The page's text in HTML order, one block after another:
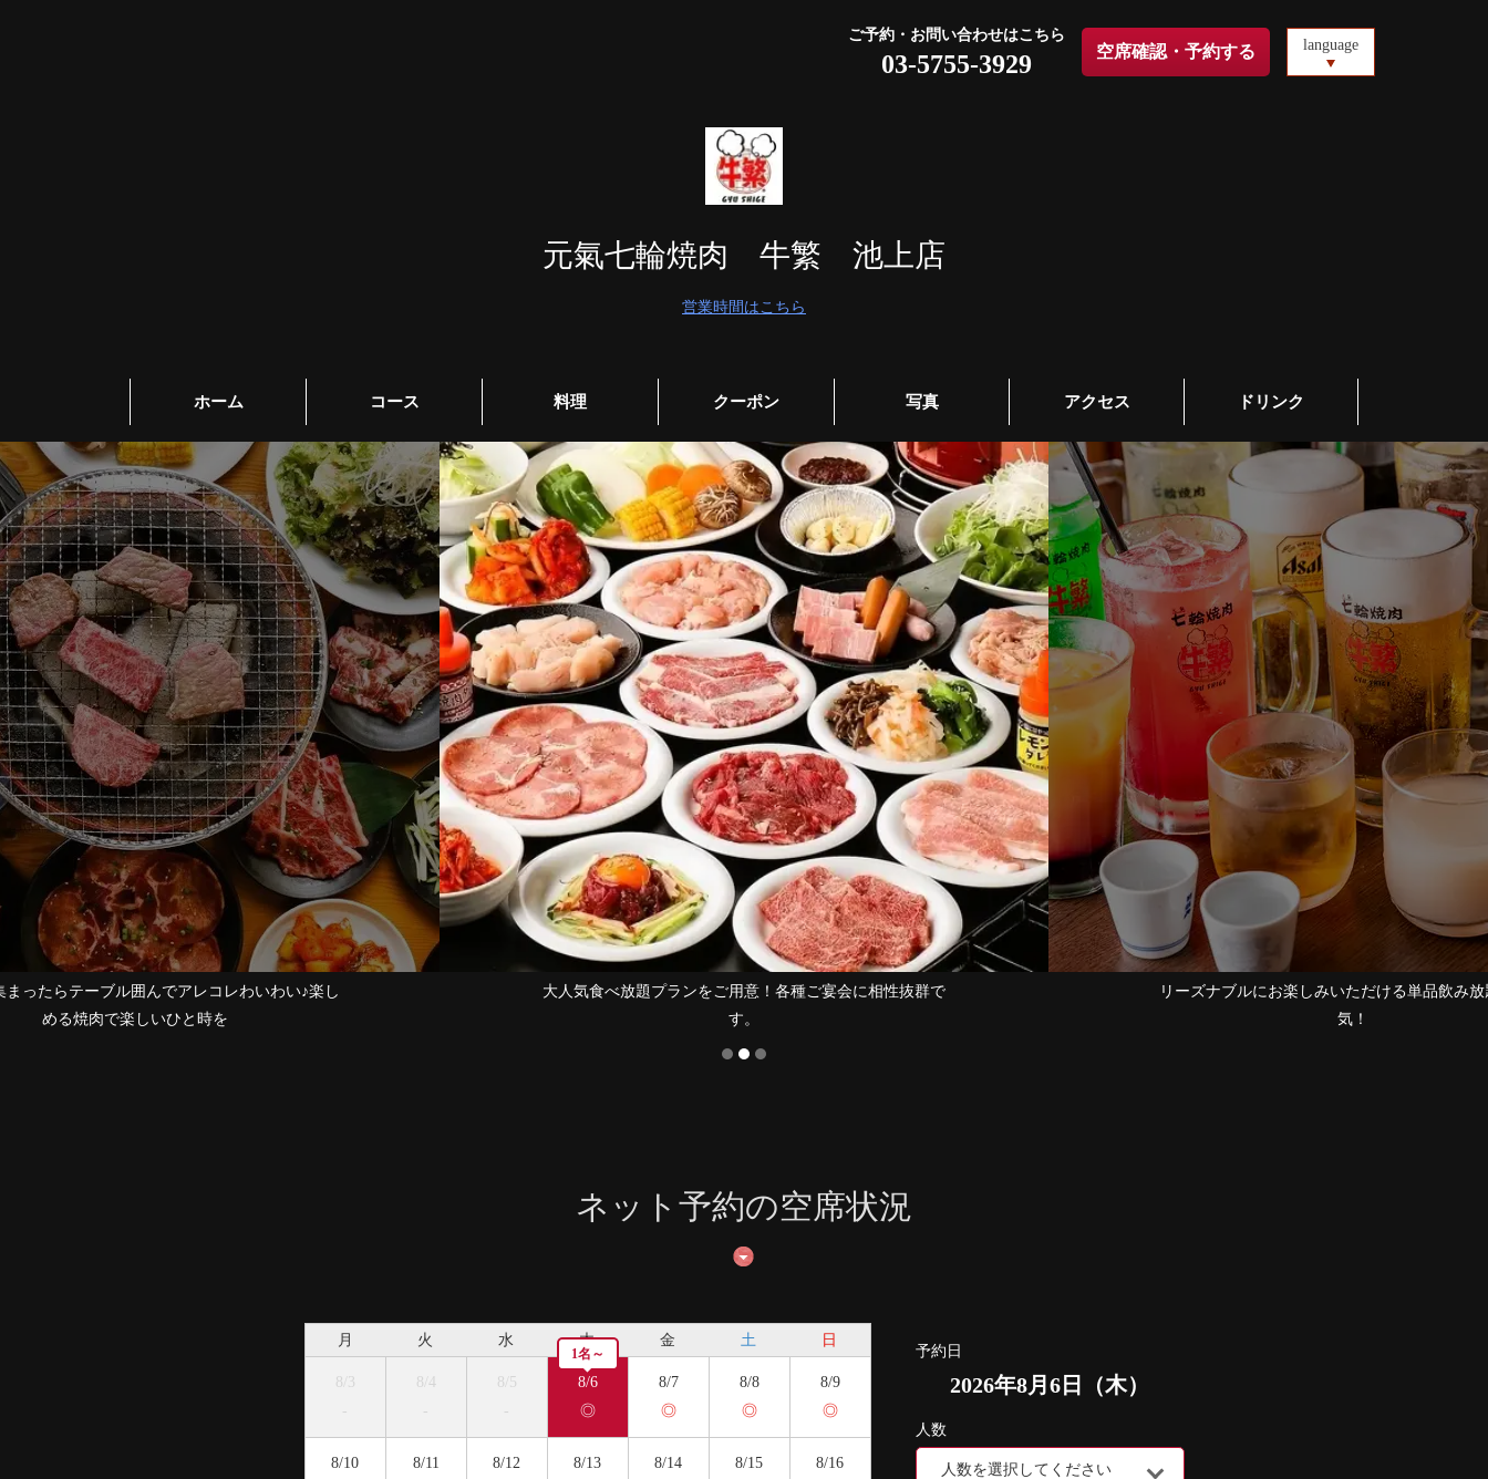
ご予約・お問い合わせはこちら
03-5755-3929 空席確認・予約する language
元氣七輪焼肉 牛繁 池上店
営業時間はこちら
ホーム コース 料理 クーポン 写真 アクセス ドリンク
大人気食べ放題プランをご用意！各種ご宴会に相性抜群で
リーズナブルにお楽しみいただける単品飲み放題が大人
みんなが集
ネット予約の空席状況
月 火 水 木 金 土 日
8/3
-
8/4
-
8/5
-
8/6
◎
1名～
8/7
◎
8/8
◎
8/9
◎
8/10
8/11
8/12
8/13
8/14
8/15
8/16
予約日
2026年8月6日（木）
人数
人数を選択してください